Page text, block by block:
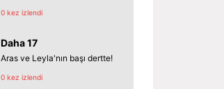
0 kez izlendi
Daha 17
Aras ve Leyla'nın başı dertte!
0 kez izlendi